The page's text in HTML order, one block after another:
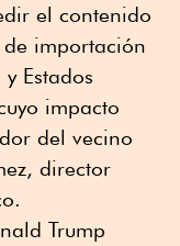
el contenido
importación
Estados
impacto
del vecino
director
Trump